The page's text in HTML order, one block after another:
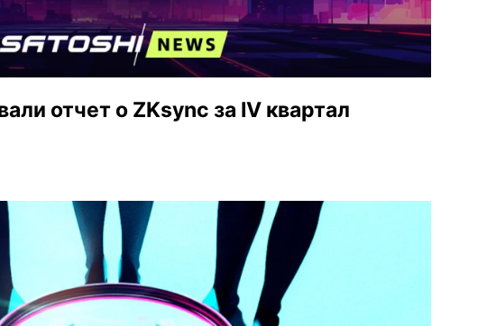
отчет о ZKsync за IV квартал